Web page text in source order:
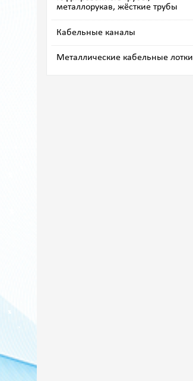
металлорукав, жёсткие трубы
Кабельные каналы
Металлические кабельные лотки